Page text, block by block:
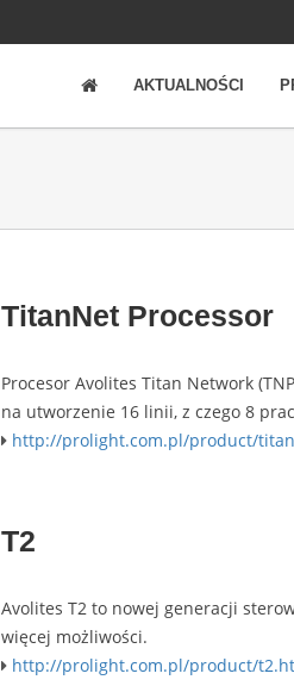
AKTUALNOŚCI
TitanNet Processor
Procesor Avolites Titan Network
na utworzenie 16 linii, z czego 8
http://prolight.com.pl/product/
T2
Avolites T2 to nowej generacji
więcej możliwości.
http://prolight.com.pl/product/